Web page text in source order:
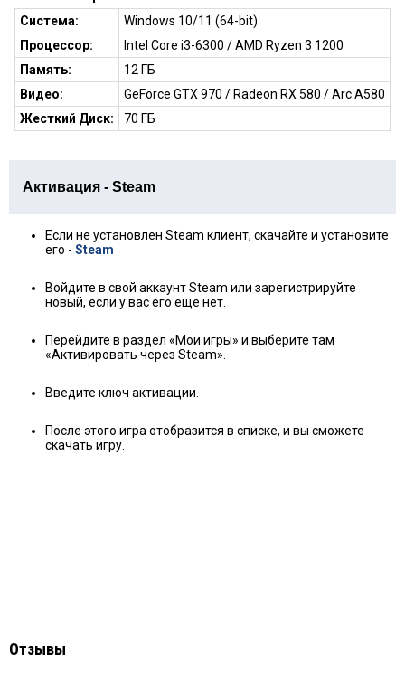
Система:
Windows 10/11 (64-bit)
Процессор:
Intel Core i3-6300 / AMD Ryzen 3 1200
Память:
12 ГБ
Видео:
GeForce GTX 970 / Radeon RX 580 / Arc A580
Жесткий Диск:
70 ГБ
Активация - Steam
Если не установлен Steam клиент, скачайте и установите
его - Steam
Войдите в свой аккаунт Steam или зарегистрируйте
новый, если у вас его еще нет.
Перейдите в раздел «Мои игры» и выберите там
«Активировать через Steam».
Введите ключ активации.
После этого игра отобразится в списке, и вы сможете
скачать игру.
Отзывы